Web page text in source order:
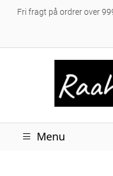
Fri fragt på ordrer over
Menu